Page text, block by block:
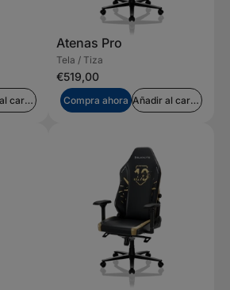
Añadir al carrito
Atenas Pro
Tela / Tiza
€519,00
Compra ahora Añadir al carrito